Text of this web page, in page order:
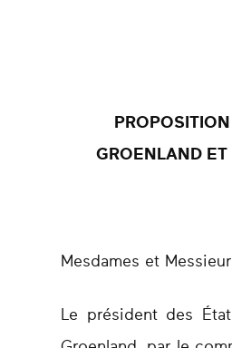
GROENLAND ET
Mesdames et
Le président des